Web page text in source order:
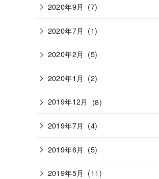
2020年9月 (7)
2020年7月 (1)
2020年2月 (5)
2020年1月 (2)
2019年12月 (8)
2019年7月 (4)
2019年6月 (5)
2019年5月 (11)